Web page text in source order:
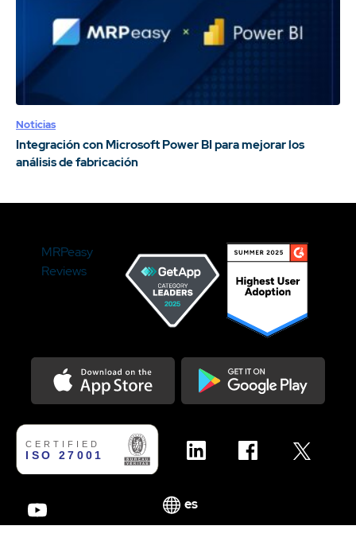
Noticias
Integración con Microsoft Power BI para mejorar los
análisis de fabricación
MRPeasy
Reviews
es